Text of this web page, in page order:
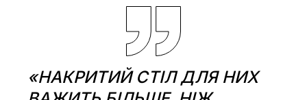
«НАКРИТИЙ СТІЛ ДЛЯ НИХ